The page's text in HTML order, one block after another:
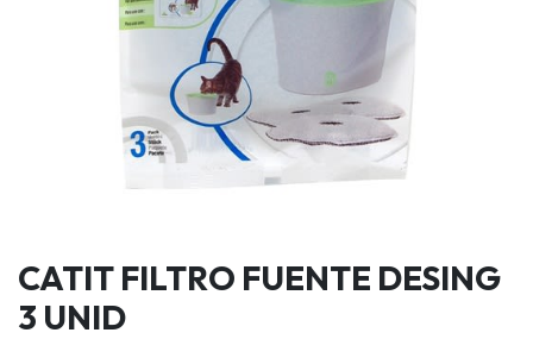
CATIT FILTRO FUENTE DESING
3 UNID